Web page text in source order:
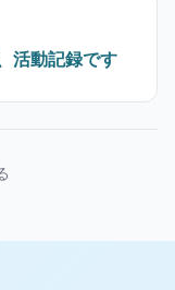
活動記録です